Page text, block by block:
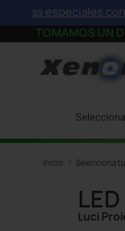
especiales con
TOMAMOS UN
Inicio Selecciona
Luci